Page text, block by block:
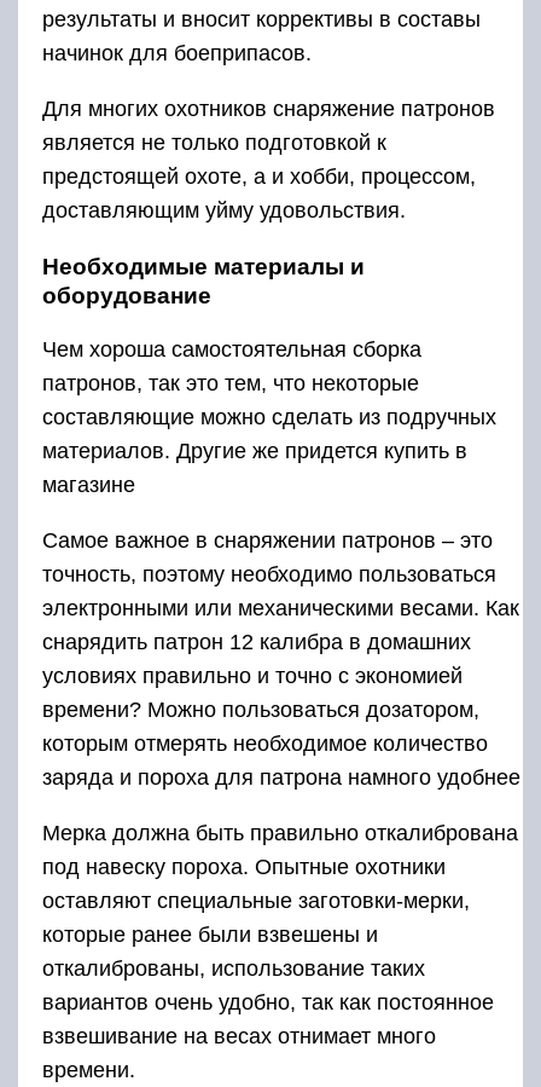
результаты и вносит коррективы в составы
начинок для боеприпасов.
Для многих охотников снаряжение патронов
является не только подготовкой к
предстоящей охоте, а и хобби, процессом,
доставляющим уйму удовольствия.
Необходимые материалы и
оборудование
Чем хороша самостоятельная сборка
патронов, так это тем, что некоторые
составляющие можно сделать из подручных
материалов. Другие же придется купить в
магазине
Самое важное в снаряжении патронов – это
точность, поэтому необходимо пользоваться
электронными или механическими весами. Как
снарядить патрон 12 калибра в домашних
условиях правильно и точно с экономией
времени? Можно пользоваться дозатором,
которым отмерять необходимое количество
заряда и пороха для патрона намного удобнее
Мерка должна быть правильно откалибрована
под навеску пороха. Опытные охотники
оставляют специальные заготовки-мерки,
которые ранее были взвешены и
откалиброваны, использование таких
вариантов очень удобно, так как постоянное
взвешивание на весах отнимает много
времени.